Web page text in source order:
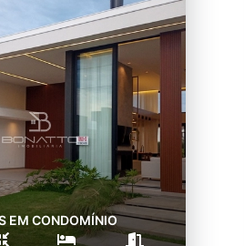
Social
festas e convívio com
Ambiente de
jogos, Ginástica e
Infraestrutura de
Ampla varanda coberta,
e para crianças para a
e lazer, Deck de madeira
EM CONDOMÍNIO